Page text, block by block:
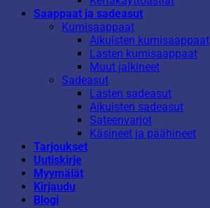
Saappaat ja sadeasut
Kumisaappaat
Aikuisten kumisaappaat
Lasten kumisaappaat
Muut jalkineet
Sadeasut
Lasten sadeasut
Aikuisten sadeasut
Sateenvarjot
Käsineet ja päähineet
Tarjoukset
Uutiskirje
Myymälät
Kirjaudu
Blogi